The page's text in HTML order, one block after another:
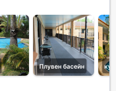
Плувен басейн